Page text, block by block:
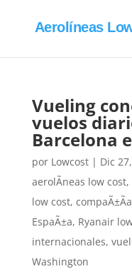
Aerolíneas
Vueling
vuelos
Barcelona
por Lowcost| Dic
aerolÃ­neas low cost,
low cost,
EspaÃ±a, Ryanair
internacionales,
Washington